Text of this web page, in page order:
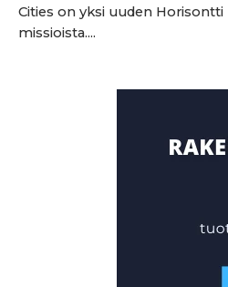
Cities on yksi uuden
missioista....